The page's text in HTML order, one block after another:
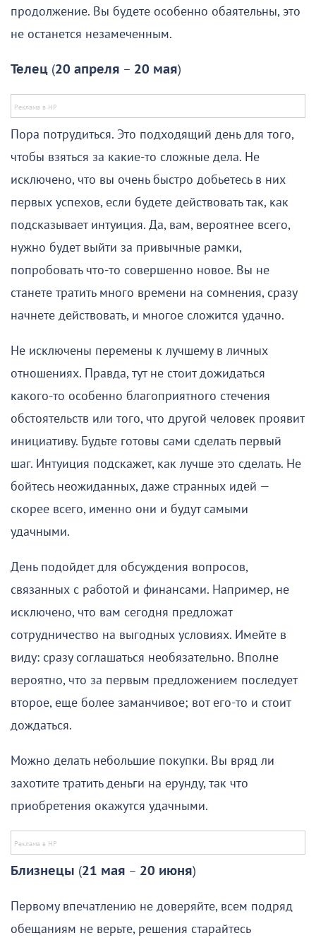
продолжение. Вы будете особенно обаятельны, это
не останется незамеченным.
Телец (20 апреля – 20 мая)
Пора потрудиться. Это подходящий день для того,
чтобы взяться за какие-то сложные дела. Не
исключено, что вы очень быстро добьетесь в них
первых успехов, если будете действовать так, как
подсказывает интуиция. Да, вам, вероятнее всего,
нужно будет выйти за привычные рамки,
попробовать что-то совершенно новое. Вы не
станете тратить много времени на сомнения, сразу
начнете действовать, и многое сложится удачно.
Не исключены перемены к лучшему в личных
отношениях. Правда, тут не стоит дожидаться
какого-то особенно благоприятного стечения
обстоятельств или того, что другой человек проявит
инициативу. Будьте готовы сами сделать первый
шаг. Интуиция подскажет, как лучше это сделать. Не
бойтесь неожиданных, даже странных идей —
скорее всего, именно они и будут самыми
удачными.
День подойдет для обсуждения вопросов,
связанных с работой и финансами. Например, не
исключено, что вам сегодня предложат
сотрудничество на выгодных условиях. Имейте в
виду: сразу соглашаться необязательно. Вполне
вероятно, что за первым предложением последует
второе, еще более заманчивое; вот его-то и стоит
дождаться.
Можно делать небольшие покупки. Вы вряд ли
захотите тратить деньги на ерунду, так что
приобретения окажутся удачными.
Близнецы (21 мая – 20 июня)
Первому впечатлению не доверяйте, всем подряд
обещаниям не верьте, решения старайтесь